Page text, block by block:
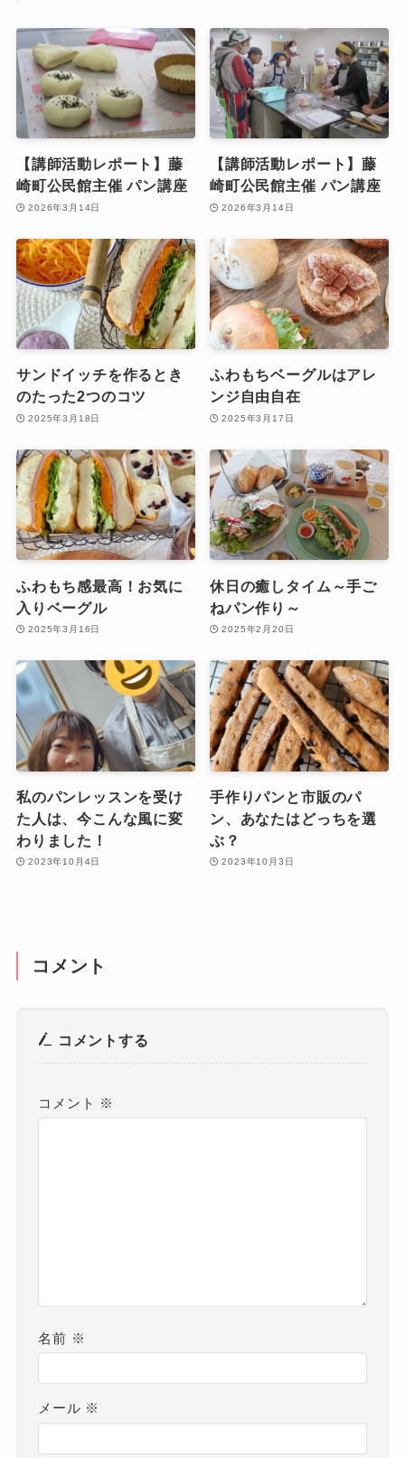
【講師活動レポート】藤
崎町公民館主催 パン講座
2026年3月14日
【講師活動レポート】藤
崎町公民館主催 パン講座
2026年3月14日
サンドイッチを作るとき
のたった2つのコツ
2025年3月18日
ふわもちベーグルはアレ
ンジ自由自在
2025年3月17日
ふわもち感最高！お気に
入りベーグル
2025年3月16日
休日の癒しタイム～手ご
ねパン作り～
2025年2月20日
私のパンレッスンを受け
た人は、今こんな風に変
わりました！
2023年10月4日
手作りパンと市販のパ
ン、あなたはどっちを選
ぶ？
2023年10月3日
コメント
コメントする
コメント ※
名前 ※
メール ※